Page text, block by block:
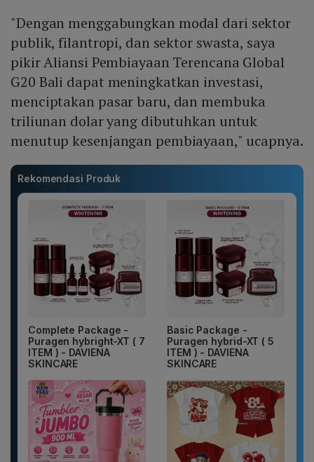
"Dengan menggabungkan modal dari sektor
publik, filantropi, dan sektor swasta, saya
pikir Aliansi Pembiayaan Terencana Global
G20 Bali dapat meningkatkan investasi,
menciptakan pasar baru, dan membuka
triliunan dolar yang dibutuhkan untuk
menutup kesenjangan pembiayaan," ucapnya.
Rekomendasi Produk
Complete Package -
Puragen hybright-XT ( 7
ITEM ) - DAVIENA
SKINCARE
Basic Package -
Puragen hybrid-XT ( 5
ITEM ) - DAVIENA
SKINCARE